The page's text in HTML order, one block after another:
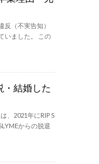
反（不実告知）
いました。 この
・結婚した
、2021年にRIP S
からの脱退